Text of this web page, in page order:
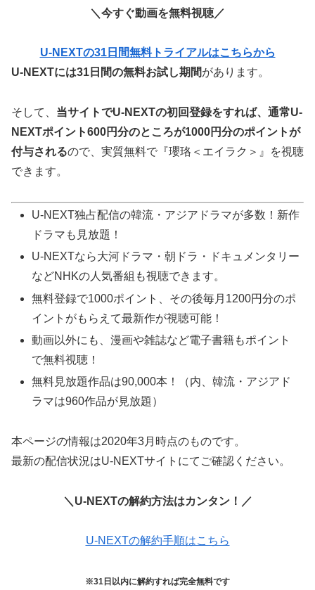
＼今すぐ動画を無料視聴／
U-NEXTの31日間無料トライアルはこちらから
U-NEXTには31日間の無料お試し期間があります。
そして、 当サイトでU-NEXTの初回登録をすれば、通常U-
NEXTポイント600円分のところが1000円分のポイントが
付与されるので、実質無料で『瓔珞＜エイラク＞』を視聴
できます。
U-NEXT独占配信の韓流・アジアドラマが多数！新作
ドラマも見放題！
U-NEXTなら大河ドラマ・朝ドラ・ドキュメンタリー
などNHKの人気番組も視聴できます。
無料登録で1000ポイント、その後毎月1200円分のポ
イントがもらえて最新作が視聴可能！
動画以外にも、漫画や雑誌など電子書籍もポイント
で無料視聴！
無料見放題作品は90,000本！（内、韓流・アジアド
ラマは960作品が見放題）
本ページの情報は2020年3月時点のものです。
最新の配信状況はU-NEXTサイトにてご確認ください。
＼U-NEXTの解約方法はカンタン！／
U-NEXTの解約手順はこちら
※31日以内に解約すれば完全無料です